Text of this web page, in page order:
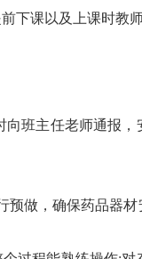
下课以及上课时教
班主任老师通报
做，确保药品器